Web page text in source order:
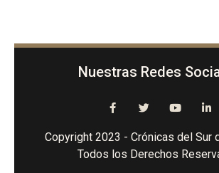
Nuestras Redes
Copyright 2023 - Crónicas del Sur
Todos los Derechos